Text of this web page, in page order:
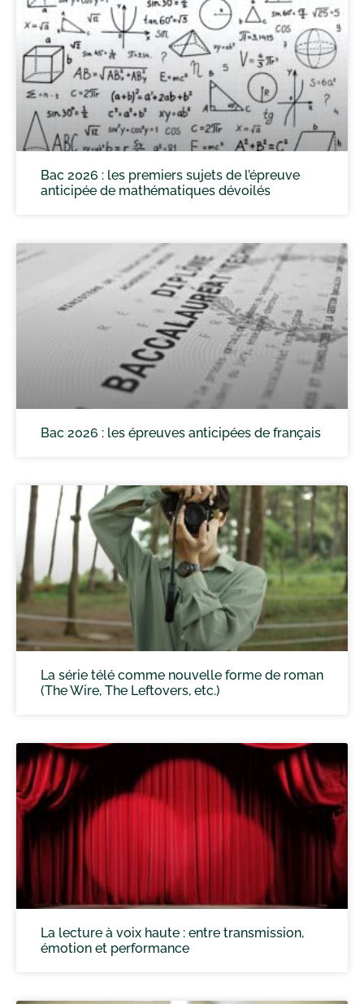
Bac 2026 : les premiers sujets de l’épreuve
anticipée de mathématiques dévoilés
Bac 2026 : les épreuves anticipées de français
La série télé comme nouvelle forme de roman
(The Wire, The Leftovers, etc.)
La lecture à voix haute : entre transmission,
émotion et performance